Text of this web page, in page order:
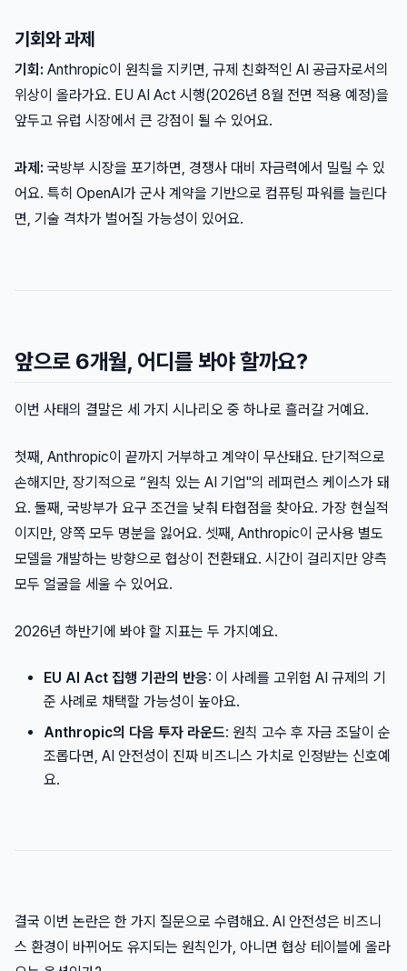
기회와 과제
기회: Anthropic이 원칙을 지키면, 규제 친화적인 AI 공급자로서의
위상이 올라가요. EU AI Act 시행(2026년 8월 전면 적용 예정)을
앞두고 유럽 시장에서 큰 강점이 될 수 있어요.
과제: 국방부 시장을 포기하면, 경쟁사 대비 자금력에서 밀릴 수 있
어요. 특히 OpenAI가 군사 계약을 기반으로 컴퓨팅 파워를 늘린다
면, 기술 격차가 벌어질 가능성이 있어요.
앞으로 6개월, 어디를 봐야 할까요?
이번 사태의 결말은 세 가지 시나리오 중 하나로 흘러갈 거예요.
첫째, Anthropic이 끝까지 거부하고 계약이 무산돼요. 단기적으로
손해지만, 장기적으로 “원칙 있는 AI 기업"의 레퍼런스 케이스가 돼
요. 둘째, 국방부가 요구 조건을 낮춰 타협점을 찾아요. 가장 현실적
이지만, 양쪽 모두 명분을 잃어요. 셋째, Anthropic이 군사용 별도
모델을 개발하는 방향으로 협상이 전환돼요. 시간이 걸리지만 양측
모두 얼굴을 세울 수 있어요.
2026년 하반기에 봐야 할 지표는 두 가지예요.
EU AI Act 집행 기관의 반응: 이 사례를 고위험 AI 규제의 기
준 사례로 채택할 가능성이 높아요.
Anthropic의 다음 투자 라운드: 원칙 고수 후 자금 조달이 순
조롭다면, AI 안전성이 진짜 비즈니스 가치로 인정받는 신호예
요.
결국 이번 논란은 한 가지 질문으로 수렴해요. AI 안전성은 비즈니
스 환경이 바뀌어도 유지되는 원칙인가, 아니면 협상 테이블에 올라